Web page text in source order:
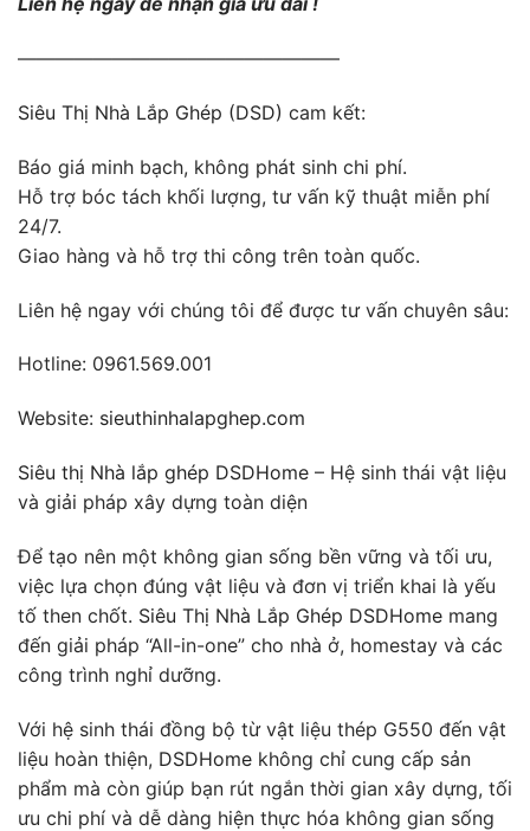
—————————————————
Siêu Thị Nhà Lắp Ghép (DSD) cam kết:
Báo giá minh bạch, không phát sinh chi phí.
Hỗ trợ bóc tách khối lượng, tư vấn kỹ thuật miễn phí
24/7.
Giao hàng và hỗ trợ thi công trên toàn quốc.
Liên hệ ngay với chúng tôi để được tư vấn chuyên sâu:
Hotline: 0961.569.001
Website: sieuthinhalapghep.com
Siêu thị Nhà lắp ghép DSDHome – Hệ sinh thái vật liệu
và giải pháp xây dựng toàn diện
Để tạo nên một không gian sống bền vững và tối ưu,
việc lựa chọn đúng vật liệu và đơn vị triển khai là yếu
tố then chốt. Siêu Thị Nhà Lắp Ghép DSDHome mang
đến giải pháp “All-in-one” cho nhà ở, homestay và các
công trình nghỉ dưỡng.
Với hệ sinh thái đồng bộ từ vật liệu thép G550 đến vật
liệu hoàn thiện, DSDHome không chỉ cung cấp sản
phẩm mà còn giúp bạn rút ngắn thời gian xây dựng, tối
ưu chi phí và dễ dàng hiện thực hóa không gian sống